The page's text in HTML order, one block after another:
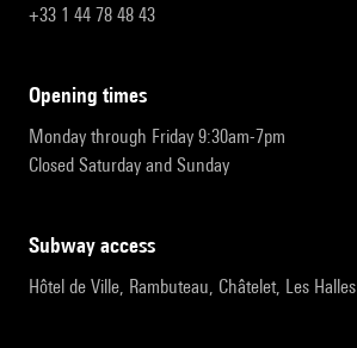
+33 1 44 78 48 43
opening times
Monday through Friday 9:30am-7pm
Closed Saturday and Sunday
subway access
Hôtel de Ville, Rambuteau, Châtelet, Les Halles